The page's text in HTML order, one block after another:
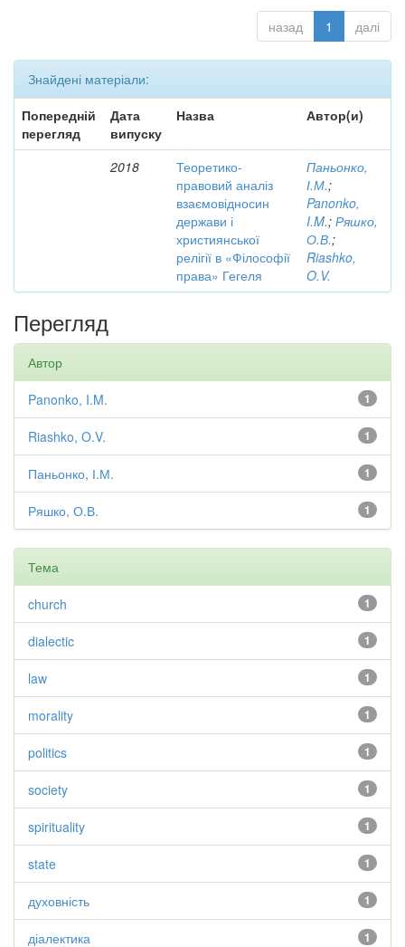
назад 1 далі
Знайдені матеріали:
Попередній
перегляд
Дата
випуску
Назва Автор(и)
2018
Теоретико-
правовий аналіз
взаємовідносин
держави і
християнської
релігії в «Філософії
права» Гегеля
Паньонко,
І.М.;
Panonko,
I.M.; Ряшко,
О.В.;
Riashko,
O.V.
Перегляд
Автор
1
Panonko, I.M.
1
Riashko, O.V.
1
Паньонко, І.М.
1
Ряшко, О.В.
Тема
1
church
1
dialectic
1
law
1
morality
1
politics
1
society
1
spirituality
1
state
1
духовність
1
діалектика